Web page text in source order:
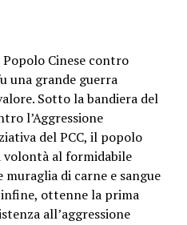
Popolo Cinese contro
una grande guerra
Sotto la bandiera del
l’Aggressione
del PCC, il popolo
volontà al formidabile
di carne e sangue
ottenne la prima
all’aggressione